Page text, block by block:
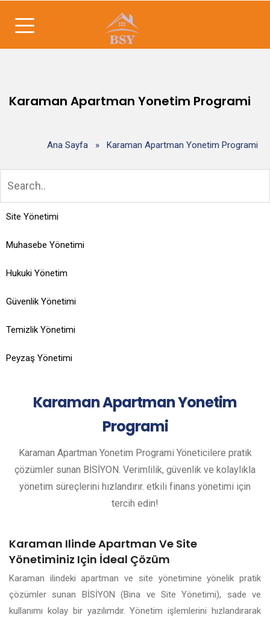
Karaman Apartman Yonetim Programi
Ana Sayfa » Karaman Apartman Yonetim Programi
Site Yönetimi
Muhasebe Yönetimi
Hukuki Yönetim
Güvenlik Yönetimi
Temizlik Yönetimi
Peyzaş Yönetimi
KaramanApartman Yonetim
Programi
Karaman Apartman Yonetim Programi Yöneticilere pratik
çözümler sunan BİSİYON. Verimlilik, güvenlik ve kolaylıkla
yönetim süreçlerini hızlandırır. etkili finans yönetimi için
tercih edin!
Karaman Ilinde Apartman Ve Site
Yönetiminiz Için İdeal Çözüm
Karaman ilindeki apartman ve site yönetimine yönelik pratik
çözümler sunan BİSİYON (Bina ve Site Yönetimi), sade ve
kullanımı kolay bir yazılımdır. Yönetim işlemlerini hızlandırarak